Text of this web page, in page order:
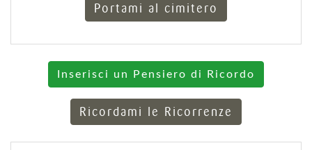
Portami al cimitero
Inserisci un Pensiero di Ricordo
Ricordami le Ricorrenze